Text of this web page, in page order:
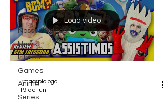
Em destaque
Vídeos
Nossos Vídeos
News
Filmes
Games
Anime
Series
Load video
irmaospiologo
19 de jun.